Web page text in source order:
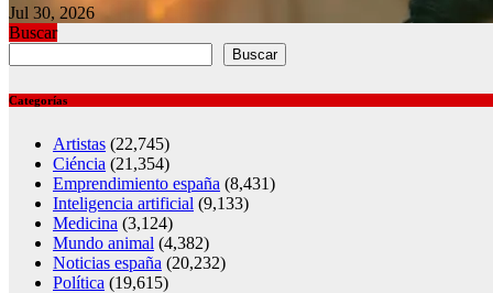
Jul 30, 2026
Buscar
Buscar
Categorías
Artistas (22,745)
Ciéncia (21,354)
Emprendimiento españa (8,431)
Inteligencia artificial (9,133)
Medicina (3,124)
Mundo animal (4,382)
Noticias españa (20,232)
Política (19,615)